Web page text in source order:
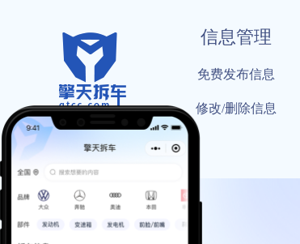
信息管理
免费发布信息
修改/删除信息